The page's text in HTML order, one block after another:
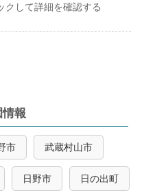
して詳細を確認する
報
市 武蔵村山市
日野市 日の出町